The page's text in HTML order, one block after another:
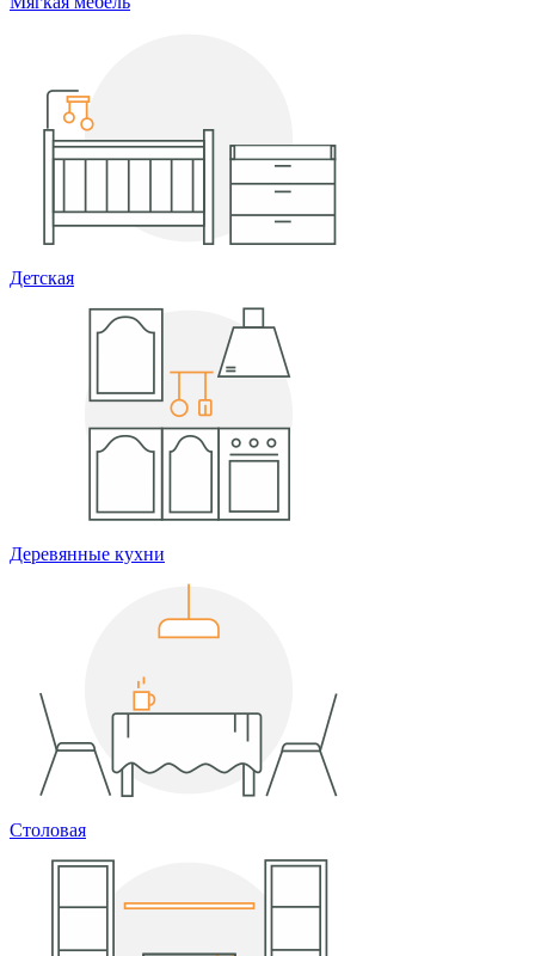
Детская
Деревянные кухни
Столовая